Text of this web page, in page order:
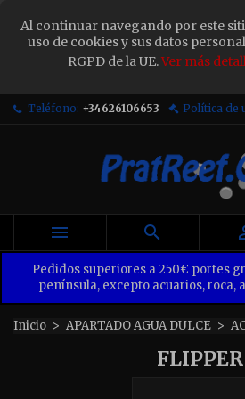
Al continuar navegando por este
uso de cookies y sus datos
RGPD de la UE.Ver más
Teléfono: +34626106653 Política de
 
Pedidos superiores a 250€ portes
península, excepto acuarios, roca,
Inicio APARTADO AGUA DULCE
FLIPPER
Sign in
You need to be logged in to save
wish list.